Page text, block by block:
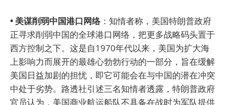
• 美谋削弱中国港口网络：知情者称，美国特朗普政府
正寻求削弱中国的全球港口网络，把更多战略码头置于
西方控制之下。这是自1970年代以来，美国为扩大海
上影响力而展开的最雄心勃勃行动的一部分，旨在缓解
美国日益加剧的担忧，即它可能会在与中国的潜在冲突
中处于劣势。路透社引述三名知情者透露，特朗普政府
官员认为，美国商业航运船队不具备在战时为军队提供